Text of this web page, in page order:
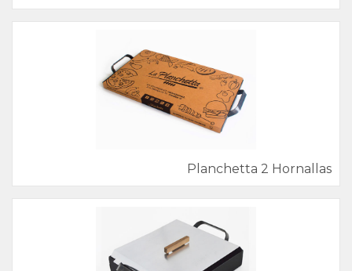
Planchetta 2 Hornallas